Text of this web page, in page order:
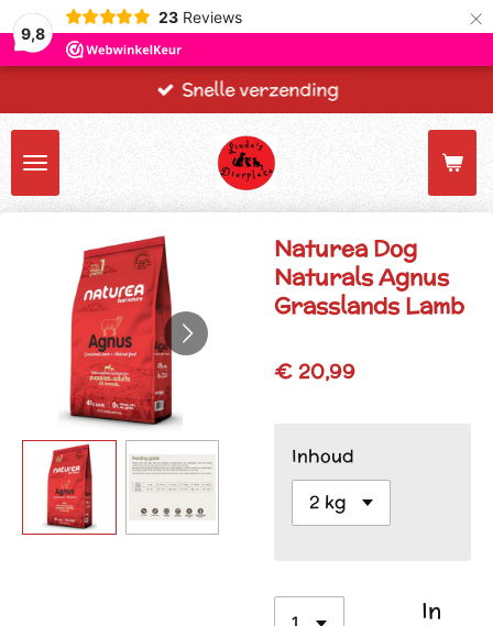
9,8
23 Reviews ×
Snelle verzending
Naturea Dog
Naturals Agnus
Grasslands Lamb
€ 20,99
Inhoud
In